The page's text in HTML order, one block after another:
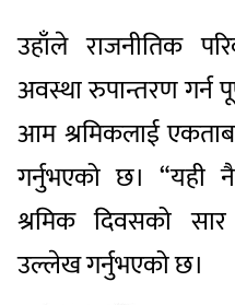
उहाँले राजनीतिक
अवस्था रुपान्तरण गर्न
आम श्रमिकलाई
गर्नुभएको छ। “यही नै
श्रमिक दिवसको
उल्लेख गर्नुभएको छ।